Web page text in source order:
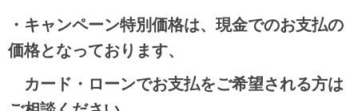
・キャンペーン特別価格は、現金でのお支払の
価格となっております、
カード・ローンでお支払をご希望される方は